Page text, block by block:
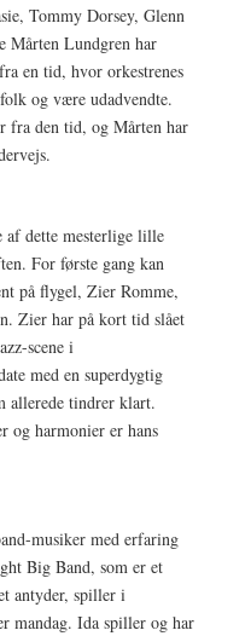
Tommy Dorsey, Glenn
Mårten Lundgren har
en tid, hvor orkestrenes
og være udadvendte.
fra den tid, og Mårten har
af dette mesterlige lille
For første gang kan
på flygel, Zier Romme,
Zier har på kort tid slået
scene i
med en superdygtig
allerede tindrer klart.
og harmonier er hans
musiker med erfaring
Big Band, som er et
antyder, spiller i
mandag. Ida spiller og har